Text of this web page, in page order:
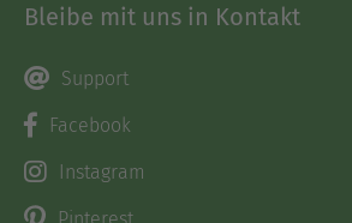
Bleibe mit uns in Kontakt
Support
Facebook
Instagram
Pinterest